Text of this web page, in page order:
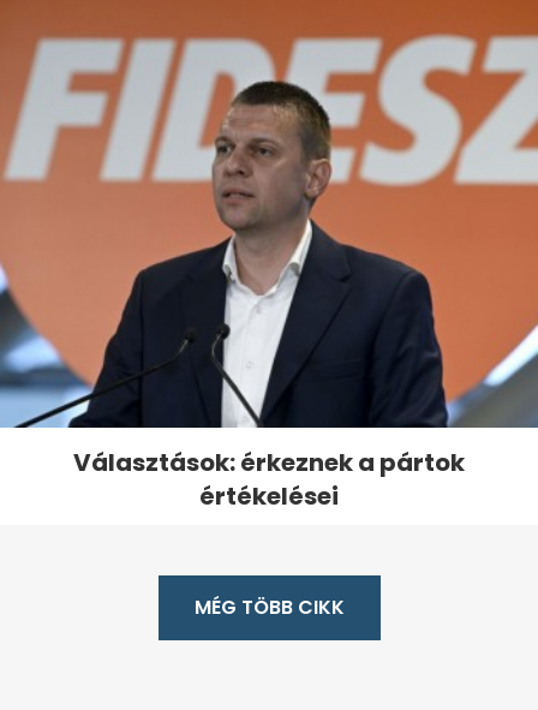
Választások: érkeznek a pártok
értékelései
MÉG TÖBB CIKK